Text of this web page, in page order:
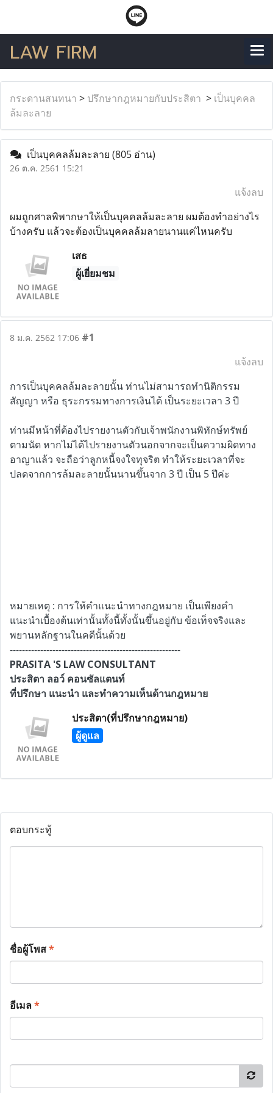
LAW FIRM
กระดานสนทนา > ปรึกษากฎหมายกับประสิตา > เป็นบุคคล
ล้มละลาย
เป็นบุคคลล้มละลาย (805 อ่าน)
26 ต.ค. 2561 15:21
แจ้งลบ
ผมถูกศาลพิพากษาให้เป็นบุคคลล้มละลาย ผมต้องทำอย่างไร
บ้างครับ แล้วจะต้องเป็นบุคคลล้มลายนานแค่ไหนครับ
เสธ
ผู้เยี่ยมชม
8 ม.ค. 2562 17:06 #1
แจ้งลบ
การเป็นบุคคลล้มละลายนั้น ท่านไม่สามารถทำนิติกรรม
สัญญา หรือ ธุระกรรมทางการเงินได้ เป็นระยะเวลา 3 ปี
ท่านมีหน้าที่ต้องไปรายงานตัวกับเจ้าพนักงานพิทักษ์ทรัพย์
ตามนัด หากไม่ได้ไปรายงานตัวนอกจากจะเป็นความผิดทาง
อาญาแล้ว จะถือว่าลูกหนี้จงใจทุจริต ทำให้ระยะเวลาที่จะ
ปลดจากการล้มละลายนั้นนานขึ้นจาก 3 ปี เป็น 5 ปีค่ะ
หมายเหตุ : การให้คำแนะนำทางกฎหมาย เป็นเพียงคำ
แนะนำเบื้องต้นเท่านั้นทั้งนี้ทั้งนั้นขึ้นอยู่กับ ข้อเท็จจริงและ
พยานหลักฐานในคดีนั้นด้วย
--------------------------------------------------------
PRASITA 'S LAW CONSULTANT
ประสิตา ลอว์ คอนซัลแตนท์
ที่ปรึกษา แนะนำ และทำความเห็นด้านกฎหมาย
ประสิตา(ที่ปรึกษากฎหมาย)
ผู้ดูแล
ตอบกระทู้
ชื่อผู้โพส*
อีเมล*